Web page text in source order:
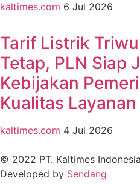
kaltimes.com 6 Jul 2026
Tarif Listrik
Tetap, PLN Siap
Kebijakan
Kualitas
kaltimes.com 4 Jul 2026
© 2022 PT. Kaltimes
Developed by Sendang